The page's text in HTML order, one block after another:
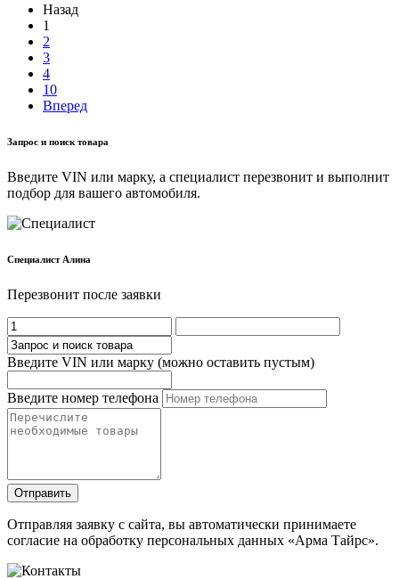
Назад
1
2
3
4
10
Вперед
Запрос и поиск товара
Введите VIN или марку, а специалист перезвонит и выполнит
подбор для вашего автомобиля.
Cпециалист Алина
Перезвонит после заявки
Введите VIN или марку (можно оставить пустым)
Введите номер телефона
Отправить
Отправляя заявку с сайта, вы автоматически принимаете
согласие на обработку персональных данных «Арма Тайрс».